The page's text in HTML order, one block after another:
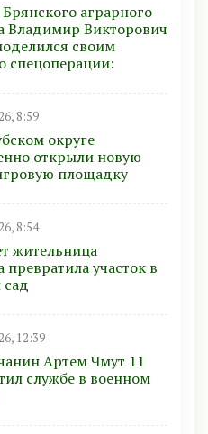
аграрного
Владимир Викторович
своим
спецоперации:
8:59
округе
открыли новую
площадку
8:54
жительница
превратила участок в
12:39
Артем Чмут 11
службе в военном